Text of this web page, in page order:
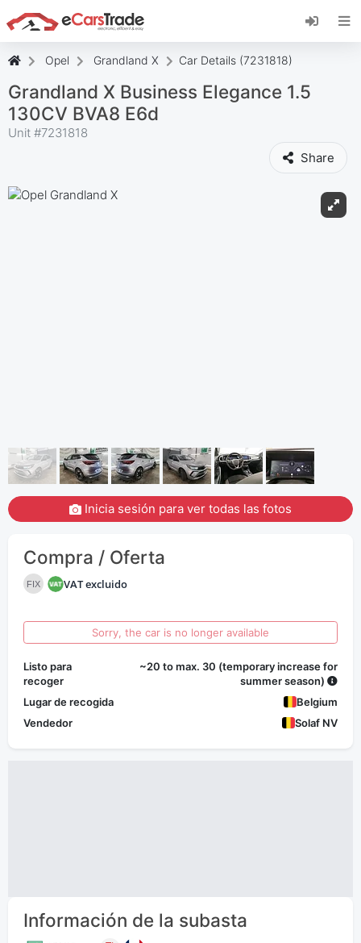
Instala la aplicación web de eCarsTrade,
añádela a tu pantalla de inicio y recibe
Opel Grandland X Car Details (7231818)
Grandland X Business Elegance 1.5
130CV BVA8 E6d
Unit #7231818
Share
Inicia sesión para ver todas las fotos
Compra / Oferta
FIX VAT excluido
Sorry, the car is no longer available
Listo para
recoger
~20 to max. 30 (temporary increase for
summer season)
Lugar de recogida
Belgium
Vendedor
Solaf NV
Información de la subasta